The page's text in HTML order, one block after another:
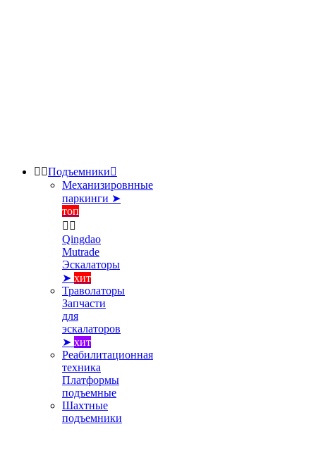
 Подъемники
Механизировнные
паркинги ➤
топ
 
Qingdao
Mutrade
Эскалаторы
➤ хит
Траволаторы
Запчасти
для
эскалаторов
➤ хит
Реабилитационная
техника
Платформы
подъемные
Шахтные
подъемники